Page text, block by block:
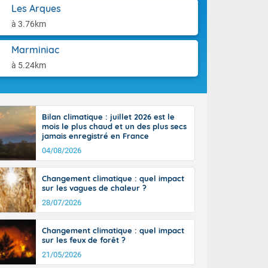
Les Arques
à 3.76km
Marminiac
à 5.24km
le Poitou-
8 à 13
26 sur le
le sud-
Bilan climatique : juillet 2026 est le
mois le plus chaud et un des plus secs
jamais enregistré en France
04/08/2026
Changement climatique : quel impact
sur les vagues de chaleur ?
28/07/2026
Changement climatique : quel impact
sur les feux de forêt ?
21/05/2026